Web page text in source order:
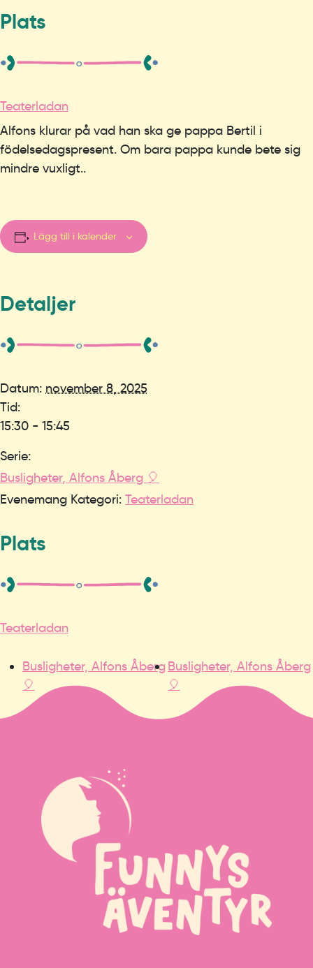
Plats
Teaterladan
Alfons klurar på vad han ska ge pappa Bertil i
födelsedagspresent. Om bara pappa kunde bete sig
mindre vuxligt..
Lägg till i kalender
Detaljer
Datum: november 8, 2025
Tid:
15:30 - 15:45
Serie:
Busligheter, Alfons Åberg 🎈
Evenemang Kategori: Teaterladan
Plats
Teaterladan
Busligheter, Alfons Åberg
🎈
Busligheter, Alfons Åberg
🎈